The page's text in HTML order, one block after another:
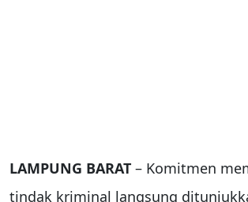
LAMPUNG BARAT – Komitmen
tindak kriminal langsung